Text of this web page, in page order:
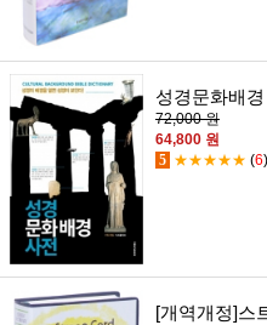
성경문화배
72,000 원
64,800 원
5 ★★★★★ (6)
[개역개정]스